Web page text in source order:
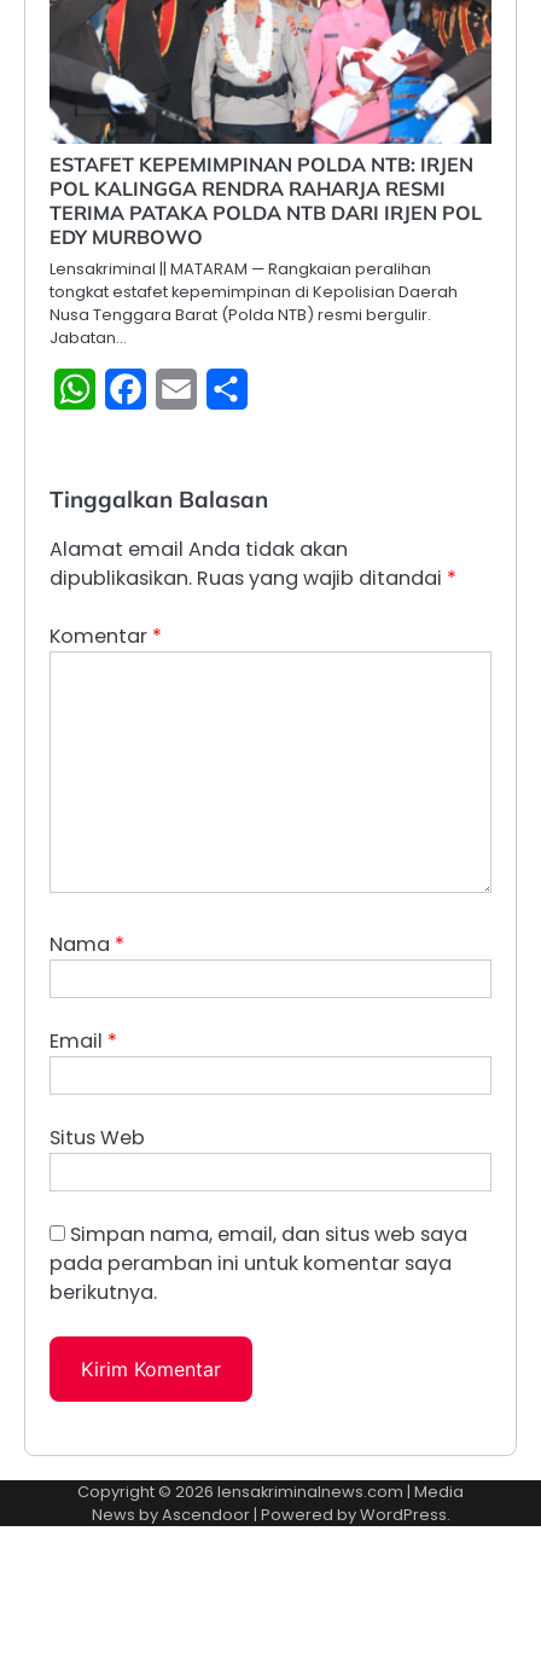
ESTAFET KEPEMIMPINAN POLDA NTB: IRJEN
POL KALINGGA RENDRA RAHARJA RESMI
TERIMA PATAKA POLDA NTB DARI IRJEN POL
EDY MURBOWO
Lensakriminal || MATARAM — Rangkaian peralihan
tongkat estafet kepemimpinan di Kepolisian Daerah
Nusa Tenggara Barat (Polda NTB) resmi bergulir.
Jabatan…
WhatsAppFacebook
Email
Tinggalkan Balasan
Alamat email Anda tidak akan
dipublikasikan. Ruas yang wajib ditandai *
Komentar *
Nama *
Email *
Situs Web
Simpan nama, email, dan situs web saya
pada peramban ini untuk komentar saya
berikutnya.
Copyright © 2026 lensakriminalnews.com | Media
News byAscendoor| Powered byWordPress.